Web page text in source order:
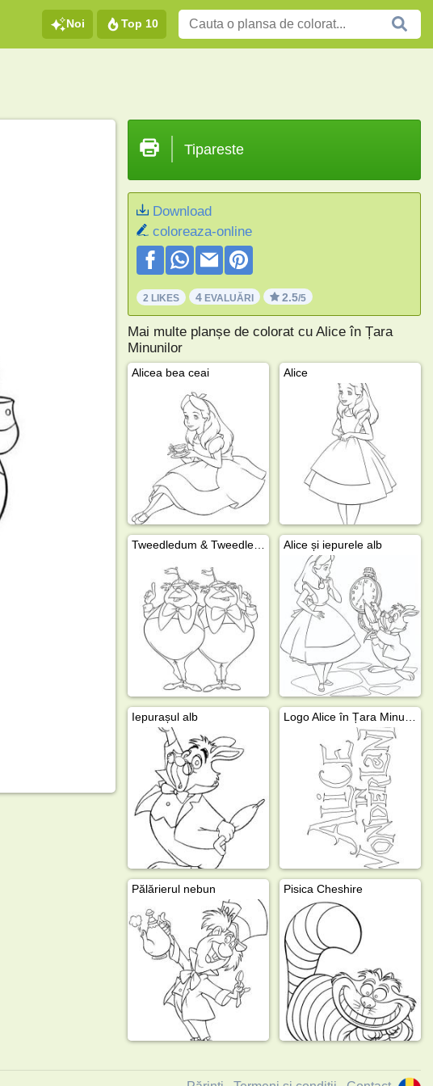
Noi Top 10
Tipareste
Download
coloreaza-online
2 LIKES 4EVALUĂRI 2.5/5
Mai multe planșe de colorat cu Alice în Țara
Minunilor
Alicea bea ceai Alice
Tweedledum & Tweedledee Alice și iepurele alb
Iepurașul alb
Pălărierul nebun Pisica Cheshire